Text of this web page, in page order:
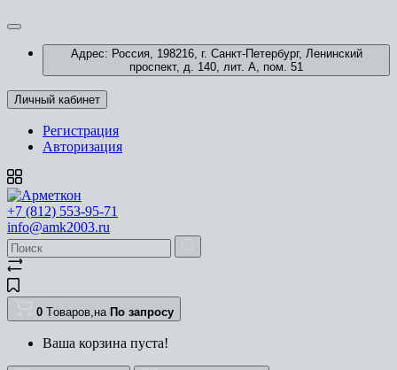
Адрес: Россия, 198216, г. Санкт-Петербург, Ленинский
проспект, д. 140, лит. А, пом. 51
Личный кабинет
Регистрация
Авторизация
+7 (812) 553-95-71
info@amk2003.ru
0 Tоваров,на По запросу
Ваша корзина пуста!